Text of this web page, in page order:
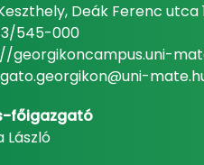
Deák Ferenc utca
545-000
georgikoncampus.uni-
főigazgató
László